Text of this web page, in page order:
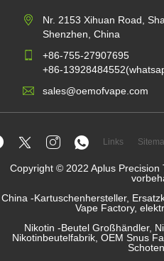
Nr. 2153 Xihuan Road,
Shenzhen, China
+86-755-27907695
+86-
sales@oemofvape.com
Links
Copyright © 2022 Aplus Precision
China -Kartuschenhersteller,
Vape Factory,
Nikotin -Beutel Großhändler,
Nikotinbeutelfabrik, OEM Snus